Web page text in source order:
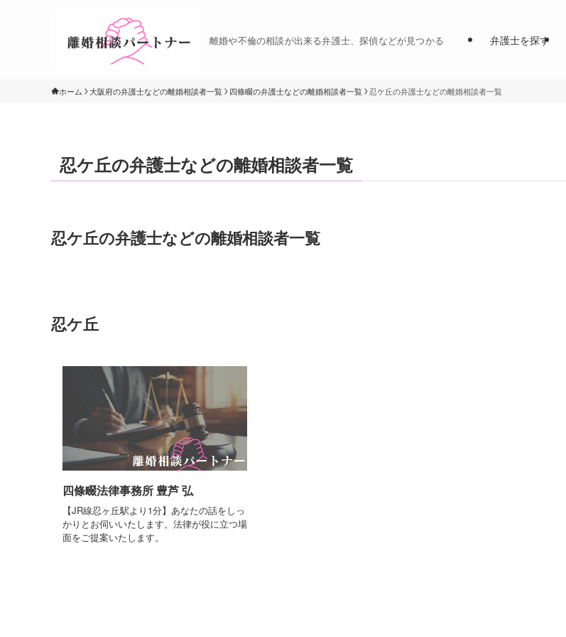
離婚や不倫の相談が出来る弁護士、探偵などが見つかる 弁護士を探す
ホーム 大阪府の弁護士などの離婚相談者一覧 四條畷の弁護士などの離婚相談者一覧 忍ケ丘の弁護士などの離婚相談者一覧
忍ケ丘の弁護士などの離婚相談者一覧
忍ケ丘の弁護士などの離婚相談者一覧
忍ケ丘
四條畷法律事務所 豊芦 弘
【JR線忍ヶ丘駅より1分】あなたの話をしっ
かりとお伺いいたします。法律が役に立つ場
面をご提案いたします。